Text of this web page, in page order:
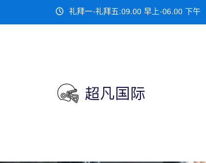
礼拜一-礼拜五:09.00 早上-06.00 下午